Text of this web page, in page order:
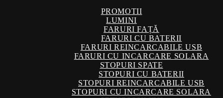
PROMOTII
LUMINI
FARURI FAȚĂ
FARURI CU BATERII
FARURI REINCARCABILE USB
FARURI CU INCARCARE SOLARA
STOPURI SPATE
STOPURI CU BATERII
STOPURI REINCARCABILE USB
STOPURI CU INCARCARE SOLARA